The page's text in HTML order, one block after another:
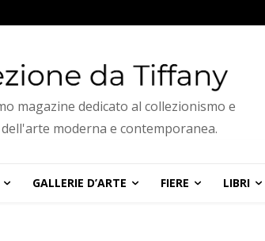
magazine dedicato al collezionismo e
moderna e contemporanea.
GALLERIE D’ARTE FIERE LIBRI